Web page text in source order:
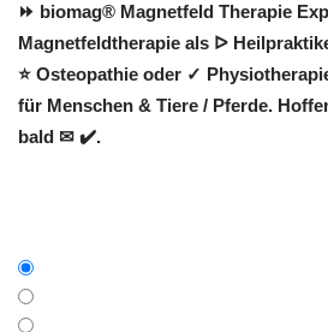
⏩ biomag® Magnetfeld Therapie
Magnetfeldtherapie als ᐅ
⭐ Osteopathie oder ✓
für Menschen & Tiere / Pferde.
bald ✉ ✔️.